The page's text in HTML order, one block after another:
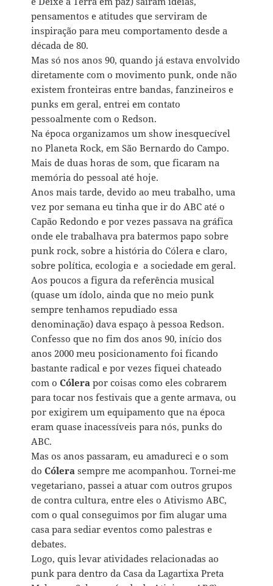
pensamentos e atitudes que serviram de
inspiração para meu comportamento desde a
década de 80.
Mas só nos anos 90, quando já estava envolvido
diretamente com o movimento punk, onde não
existem fronteiras entre bandas, fanzineiros e
punks em geral, entrei em contato
pessoalmente com o Redson.
Na época organizamos um show inesquecível
no Planeta Rock, em São Bernardo do Campo.
Mais de duas horas de som, que ficaram na
memória do pessoal até hoje.
Anos mais tarde, devido ao meu trabalho, uma
vez por semana eu tinha que ir do ABC até o
Capão Redondo e por vezes passava na gráfica
onde ele trabalhava pra batermos papo sobre
punk rock, sobre a história do Cólera e claro,
sobre política, ecologia e a sociedade em geral.
Aos poucos a figura da referência musical
(quase um ídolo, ainda que no meio punk
sempre tenhamos repudiado essa
denominação) dava espaço à pessoa Redson.
Confesso que no fim dos anos 90, início dos
anos 2000 meu posicionamento foi ficando
bastante radical e por vezes fiquei chateado
com oCólera por coisas como eles cobrarem
para tocar nos festivais que a gente armava, ou
por exigirem um equipamento que na época
eram quase inacessíveis para nós, punks do
ABC.
Mas os anos passaram, eu amadureci e o som
doCólera sempre me acompanhou. Tornei-me
vegetariano, passei a atuar com outros grupos
de contra cultura, entre eles o Ativismo ABC,
com o qual conseguimos por fim alugar uma
casa para sediar eventos como palestras e
debates.
Logo, quis levar atividades relacionadas ao
punk para dentro da Casa da Lagartixa Preta